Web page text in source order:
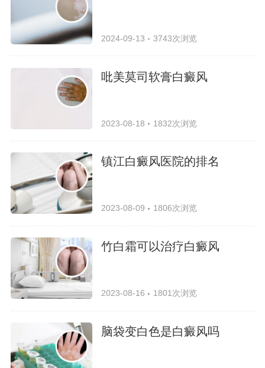
2024-09-13 3743次浏览
吡美莫司软膏白癜风
2023-08-18 1832次浏览
镇江白癜风医院的排名
2023-08-09 1806次浏览
竹白霜可以治疗白癜风
2023-08-16 1801次浏览
脑袋变白色是白癜风吗